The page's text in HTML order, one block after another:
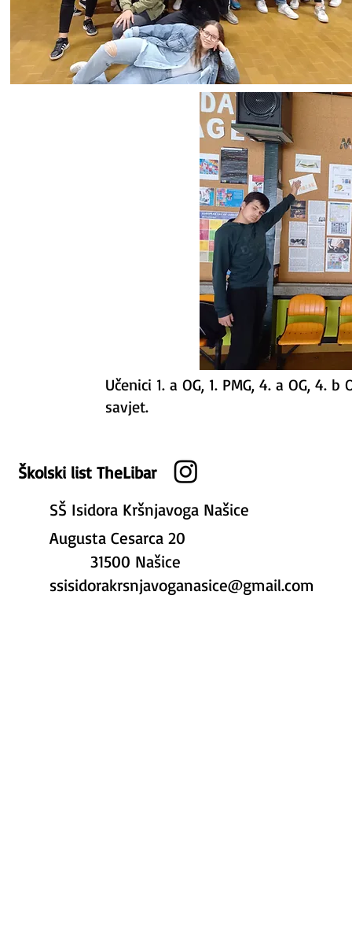
Učenici 1. a OG, 1. PMG, 4. a OG, 4.
savjet.
Školski list TheLibar
SŠ Isidora Kršnjavoga Našice
Augusta Cesarca 20
31500 Našice
ssisidorakrsnjavoganasice@gmail.com